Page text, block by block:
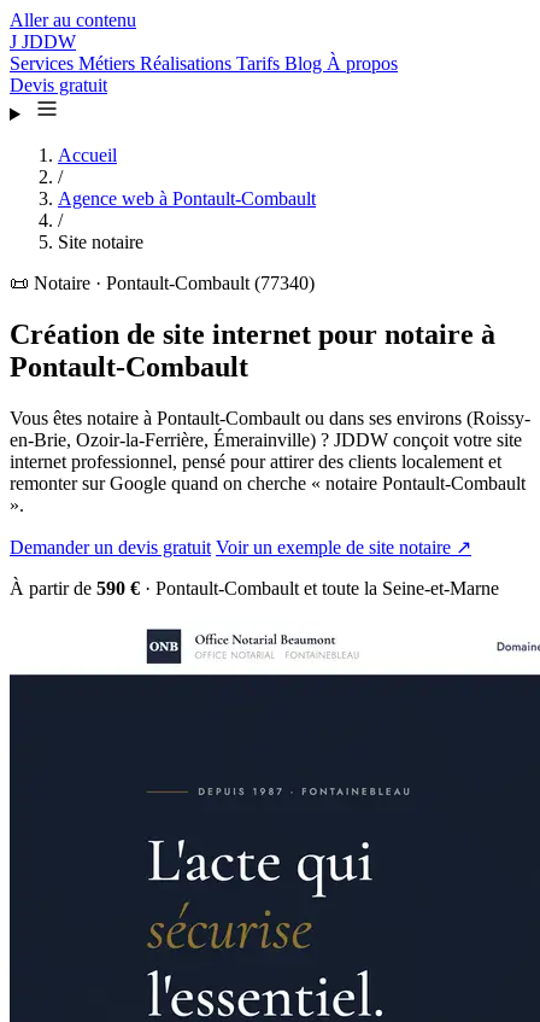
Aller au contenu
J JDDW
Services Métiers Réalisations Tarifs Blog À propos
Devis gratuit
Accueil
/
Agence web à Pontault-Combault
/
Site notaire
📜 Notaire · Pontault-Combault (77340)
Création de site internet pour notaire à
Pontault-Combault
Vous êtes notaire à Pontault-Combault ou dans ses environs (Roissy-
en-Brie, Ozoir-la-Ferrière, Émerainville) ? JDDW conçoit votre site
internet professionnel, pensé pour attirer des clients localement et
remonter sur Google quand on cherche « notaire Pontault-Combault
».
Demander un devis gratuit Voir un exemple de site notaire ↗
À partir de 590 € · Pontault-Combault et toute la Seine-et-Marne